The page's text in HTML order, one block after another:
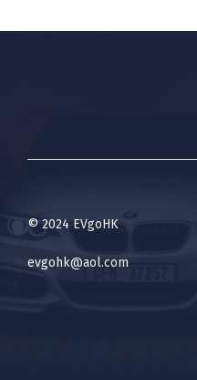
© 2024 EVgoHK
evgohk@aol.com